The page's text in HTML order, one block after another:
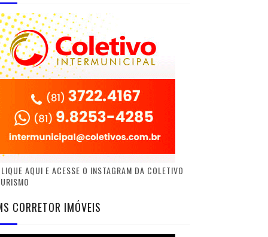
AQUI E ACESSE O INSTAGRAM DA COLETIVO
CORRETOR IMÓVEIS